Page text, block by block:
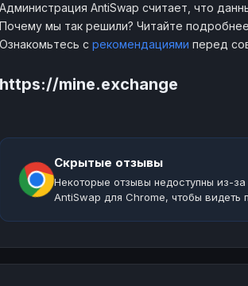
Администрация AntiSwap считает, что
Почему мы так решили? Читайте подробнее
Ознакомьтесь с рекомендациями перед
https://mine.exchange
Скрытые отзывы
Некоторые отзывы недоступны из-
AntiSwap для Chrome, чтобы видеть